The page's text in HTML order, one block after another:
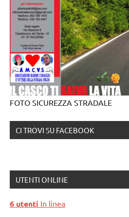
FOTO SICUREZZA STRADALE
CI TROVI SU FACEBOOK
UTENTI ONLINE
6 utenti In linea